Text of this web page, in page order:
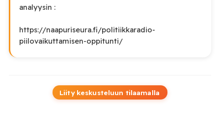
analyysin :
https://naapuriseura.fi/politiikkaradio-
piilovaikuttamisen-oppitunti/
Liity keskusteluun tilaamalla